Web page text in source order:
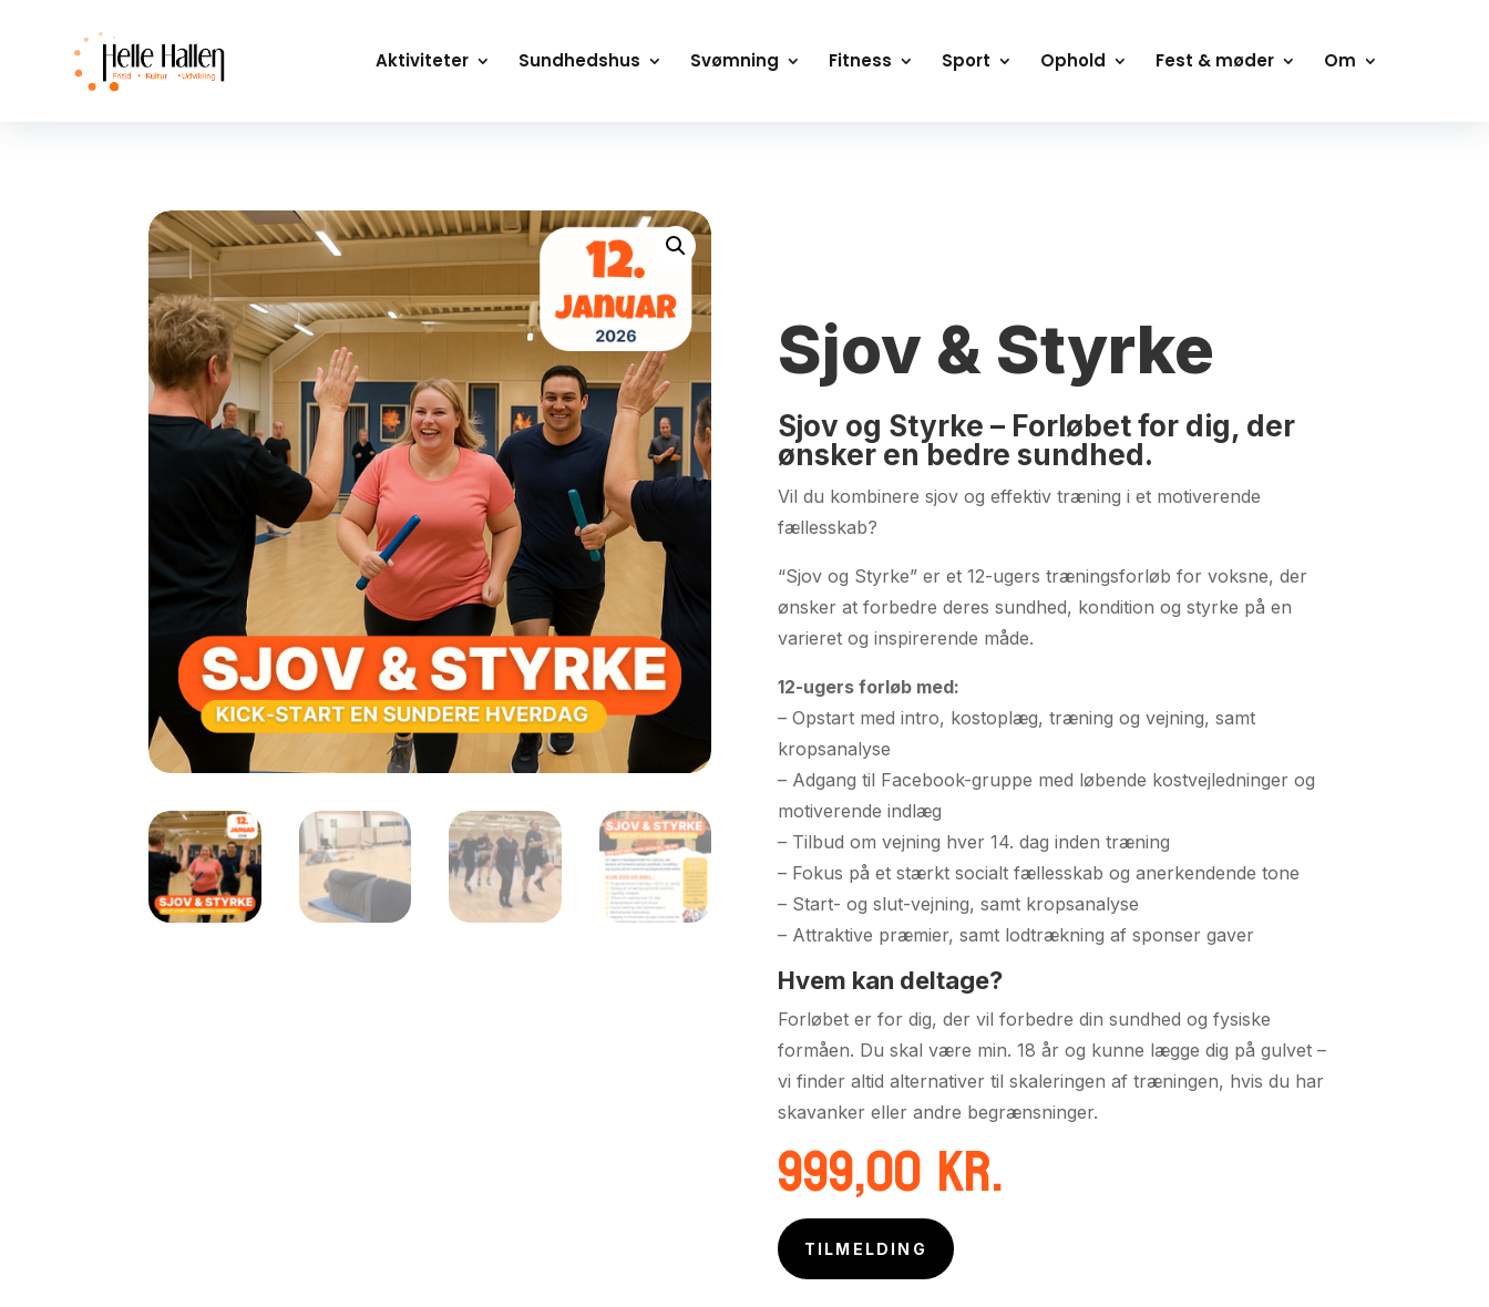
Aktiviteter Sundhedshus Svømning Fitness Sport Ophold Fest & møder Om
Sjov & Styrke
Sjov og Styrke – Forløbet for dig, der
ønsker en bedre sundhed.
Vil du kombinere sjov og effektiv træning i et motiverende
fællesskab?
“Sjov og Styrke” er et 12-ugers træningsforløb for voksne, der
ønsker at forbedre deres sundhed, kondition og styrke på en
varieret og inspirerende måde.
12-ugers forløb med:
– Opstart med intro, kostoplæg, træning og vejning, samt
kropsanalyse
– Adgang til Facebook-gruppe med løbende kostvejledninger og
motiverende indlæg
– Tilbud om vejning hver 14. dag inden træning
– Fokus på et stærkt socialt fællesskab og anerkendende tone
– Start- og slut-vejning, samt kropsanalyse
– Attraktive præmier, samt lodtrækning af sponser gaver
Hvem kan deltage?
Forløbet er for dig, der vil forbedre din sundhed og fysiske
formåen. Du skal være min. 18 år og kunne lægge dig på gulvet –
vi finder altid alternativer til skaleringen af træningen, hvis du har
skavanker eller andre begrænsninger.
999,00kr.
TILMELDING